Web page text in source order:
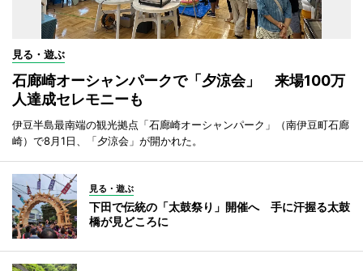
見る・遊ぶ
石廊崎オーシャンパークで「夕涼会」 来場100万
人達成セレモニーも
伊豆半島最南端の観光拠点「石廊崎オーシャンパーク」（南伊豆町石廊
崎）で8月1日、「夕涼会」が開かれた。
見る・遊ぶ
下田で伝統の「太鼓祭り」開催へ 手に汗握る太鼓
橋が見どころに